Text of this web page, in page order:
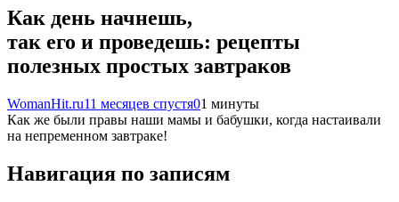
Как день начнешь,
так его и проведешь: рецепты
полезных простых завтраков
WomanHit.ru11 месяцев спустя01 минуты
Как же были правы наши мамы и бабушки, когда настаивали
на непременном завтраке!
Навигация по записям